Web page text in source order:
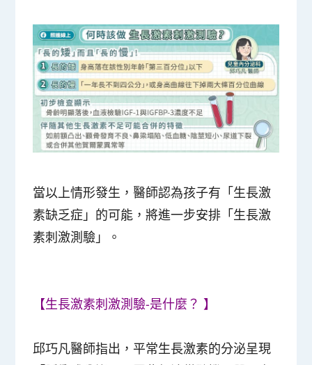
當以上情形發生，醫師認為孩子有「生長激
素缺乏症」的可能，將進一步安排「生長激
素刺激測驗」。
【生長激素刺激測驗-是什麼？ 】
邱巧凡醫師指出，平常生長激素的分泌呈現